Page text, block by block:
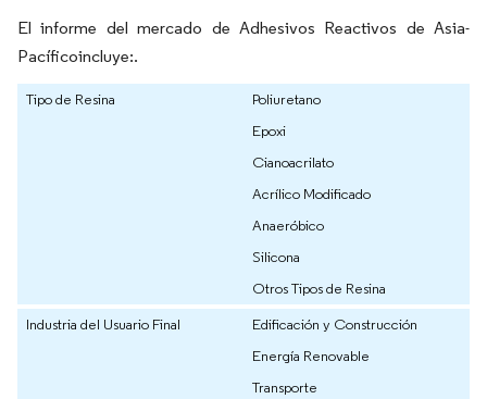
El informe del mercado de Adhesivos Reactivos de Asia-
Pacíficoincluye:.
Tipo de Resina
Poliuretano
Epoxi
Cianoacrilato
Acrílico Modificado
Anaeróbico
Silicona
Otros Tipos de Resina
Industria del Usuario Final
Edificación y Construcción
Energía Renovable
Transporte